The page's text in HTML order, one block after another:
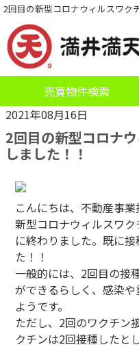
2回目の新型コロナウィルスワク
売買物件検索
2021年08月16日
2回目の新型コロナ
しました！！
こんにちは、不動産事
新型コロナウィルスワ
に終わりました。既に
た！！
一般的には、2回目の接
ができるらしく、感染
ようです。
ただし、2回のワクチン
クチンは2回接種したと